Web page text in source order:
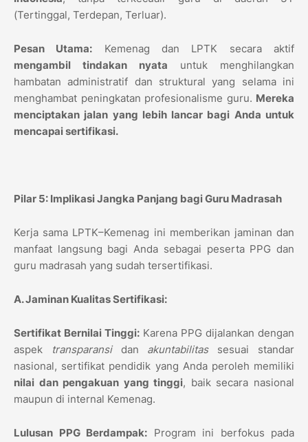
(Tertinggal, Terdepan, Terluar).
Pesan Utama: Kemenag dan LPTK secara aktif
mengambil tindakan nyata untuk menghilangkan
hambatan administratif dan struktural yang selama ini
menghambat peningkatan profesionalisme guru. Mereka
menciptakan jalan yang lebih lancar bagi Anda untuk
mencapai sertifikasi.
Pilar 5: Implikasi Jangka Panjang bagi Guru Madrasah
Kerja sama LPTK–Kemenag ini memberikan jaminan dan
manfaat langsung bagi Anda sebagai peserta PPG dan
guru madrasah yang sudah tersertifikasi.
A. Jaminan Kualitas Sertifikasi:
Sertifikat Bernilai Tinggi: Karena PPG dijalankan dengan
aspek
transparansidan akuntabilitassesuai standar
nasional, sertifikat pendidik yang Anda peroleh memiliki
nilai dan pengakuan yang tinggi, baik secara nasional
maupun di internal Kemenag.
Lulusan PPG Berdampak: Program ini berfokus pada